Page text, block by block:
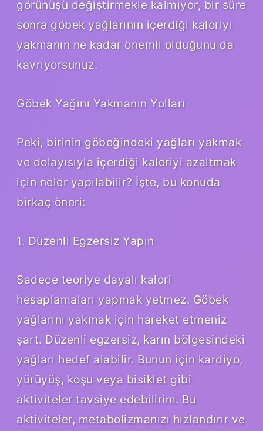
görünüşü değiştirmekle kalmıyor, bir süre
sonra göbek yağlarının içerdiği kaloriyi
yakmanın ne kadar önemli olduğunu da
kavrıyorsunuz.
Göbek Yağını Yakmanın Yolları
Peki, birinin göbeğindeki yağları yakmak
ve dolayısıyla içerdiği kaloriyi azaltmak
için neler yapılabilir? İşte, bu konuda
birkaç öneri:
1. Düzenli Egzersiz Yapın
Sadece teoriye dayalı kalori
hesaplamaları yapmak yetmez. Göbek
yağlarını yakmak için hareket etmeniz
şart. Düzenli egzersiz, karın bölgesindeki
yağları hedef alabilir. Bunun için kardiyo,
yürüyüş, koşu veya bisiklet gibi
aktiviteler tavsiye edebilirim. Bu
aktiviteler, metabolizmanızı hızlandırır ve